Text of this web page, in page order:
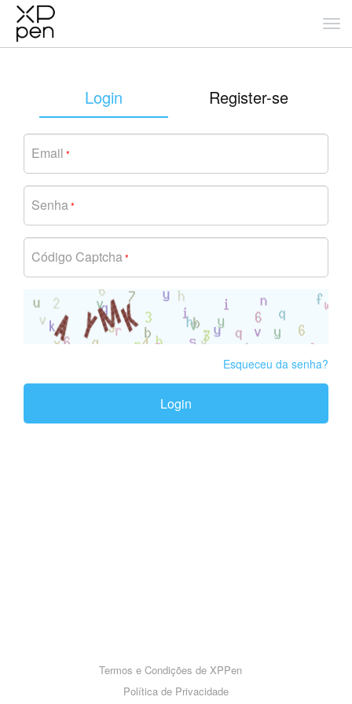
Login Register-se
Email *
Senha*
Código Captcha*
Esqueceu da senha?
Login
Termos e Condições de XPPen
Política de Privacidade